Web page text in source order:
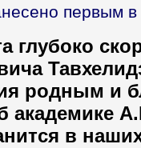
первым
глубоко
родным и
академике
в